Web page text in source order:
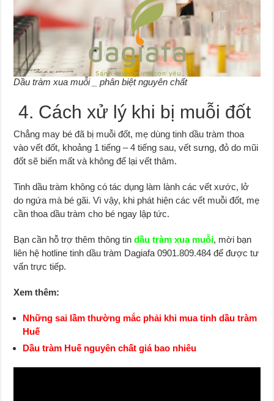
Dầu tràm xua muỗi _ phân biệt nguyên chất
4. Cách xử lý khi bị muỗi đốt
Chẳng may bé đã bị muỗi đốt, mẹ dùng tinh dầu tràm thoa
vào vết đốt, khoảng 1 tiếng – 4 tiếng sau, vết sưng, đỏ do mũi
đốt sẽ biến mất và không để lại vết thâm.
Tinh dầu tràm không có tác dụng làm lành các vết xước, lở
do ngứa mà bé gãi. Vì vậy, khi phát hiện các vết muỗi đốt, mẹ
cần thoa dầu tràm cho bé ngay lập tức.
Bạn cần hỗ trợ thêm thông tindầu tràm xua muỗi, mời bạn
liên hệ hotline tinh dầu tràm Dagiafa 0901.809.484 để được tư
vấn trực tiếp.
Xem thêm:
Những sai lầm thường mắc phải khi mua tinh dầu tràm
Huế
Dầu tràm Huế nguyên chất giá bao nhiêu